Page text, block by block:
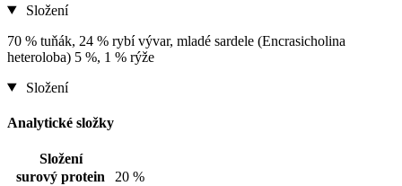
Složení
70 % tuňák, 24 % rybí vývar, mladé sardele (Encrasicholina
heteroloba) 5 %, 1 % rýže
Složení
Analytické složky
Složení
surový protein
20 %